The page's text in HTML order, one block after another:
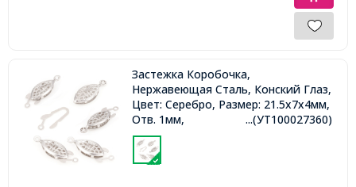
Застежка Коробочка,
Нержавеющая Сталь, Конский Глаз,
Цвет: Серебро, Размер: 21.5х7х4мм,
Отв. 1мм,
...(УТ100027360)